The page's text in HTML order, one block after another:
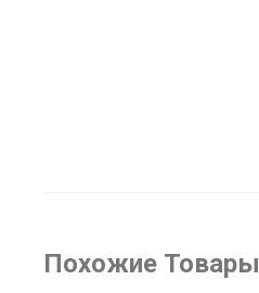
Похожие Товары